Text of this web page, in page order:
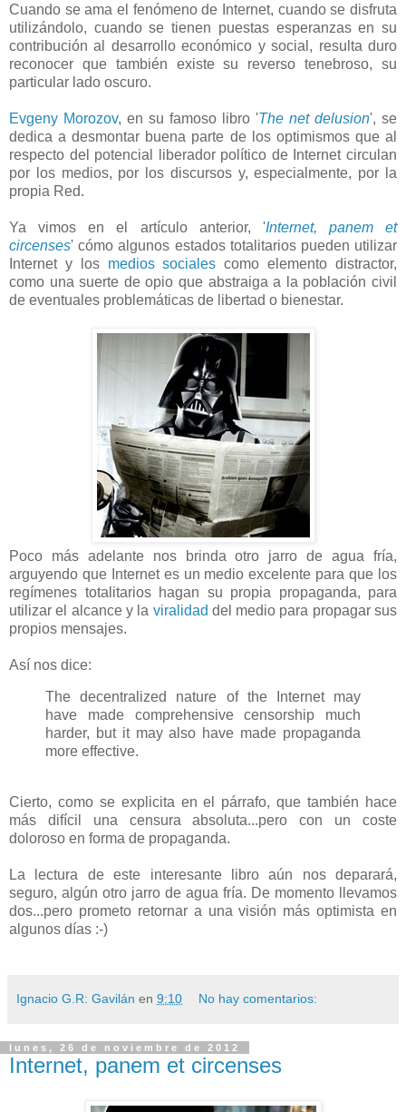
Cuando se ama el fenómeno de Internet, cuando se disfruta
utilizándolo, cuando se tienen puestas esperanzas en su
contribución al desarrollo económico y social, resulta duro
reconocer que también existe su reverso tenebroso, su
particular lado oscuro.
Evgeny Morozov, en su famoso libro 'The net delusion', se
dedica a desmontar buena parte de los optimismos que al
respecto del potencial liberador político de Internet circulan
por los medios, por los discursos y, especialmente, por la
propia Red.
Ya vimos en el artículo anterior, 'Internet, panem et
circenses' cómo algunos estados totalitarios pueden utilizar
Internet y los medios sociales como elemento distractor,
como una suerte de opio que abstraiga a la población civil
de eventuales problemáticas de libertad o bienestar.
Poco más adelante nos brinda otro jarro de agua fría,
arguyendo que Internet es un medio excelente para que los
regímenes totalitarios hagan su propia propaganda, para
utilizar el alcance y la viralidad del medio para propagar sus
propios mensajes.
Así nos dice:
The decentralized nature of the Internet may
have made comprehensive censorship much
harder, but it may also have made propaganda
more effective.
Cierto, como se explicita en el párrafo, que también hace
más difícil una censura absoluta...pero con un coste
doloroso en forma de propaganda.
La lectura de este interesante libro aún nos deparará,
seguro, algún otro jarro de agua fría. De momento llevamos
dos...pero prometo retornar a una visión más optimista en
algunos días :-)
Ignacio G.R: Gavilán en 9:10 No hay comentarios:
lunes, 26 de noviembre de 2012
Internet, panem et circenses